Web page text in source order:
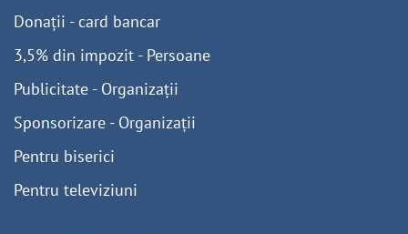
Donații - card bancar
3,5% din impozit - Persoane
Publicitate - Organizații
Sponsorizare - Organizații
Pentru biserici
Pentru televiziuni